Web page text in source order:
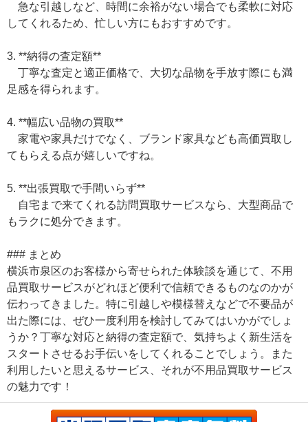
急な引越しなど、時間に余裕がない場合でも柔軟に対応
してくれるため、忙しい方にもおすすめです。
3. **納得の査定額**
丁寧な査定と適正価格で、大切な品物を手放す際にも満
足感を得られます。
4. **幅広い品物の買取**
家電や家具だけでなく、ブランド家具なども高価買取し
てもらえる点が嬉しいですね。
5. **出張買取で手間いらず**
自宅まで来てくれる訪問買取サービスなら、大型商品で
もラクに処分できます。
### まとめ
横浜市泉区のお客様から寄せられた体験談を通じて、不用
品買取サービスがどれほど便利で信頼できるものなのかが
伝わってきました。特に引越しや模様替えなどで不要品が
出た際には、ぜひ一度利用を検討してみてはいかがでしょ
うか？丁寧な対応と納得の査定額で、気持ちよく新生活を
スタートさせるお手伝いをしてくれることでしょう。また
利用したいと思えるサービス、それが不用品買取サービス
の魅力です！